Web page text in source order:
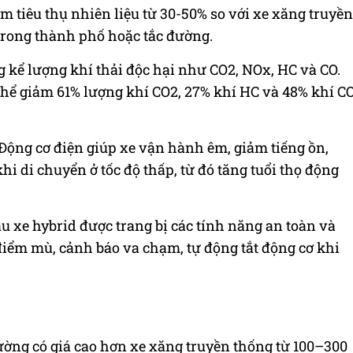
tiêu thụ nhiên liệu từ 30-50% so với xe xăng truyền
thành phố hoặc tắc đường.
lượng khí thải độc hại như CO2, NOx, HC và CO.
giảm 61% lượng khí CO2, 27% khí HC và 48% khí
cơ điện giúp xe vận hành êm, giảm tiếng ồn,
di chuyển ở tốc độ thấp, từ đó tăng tuổi thọ động
xe hybrid được trang bị các tính năng an toàn và
mù, cảnh báo va chạm, tự động tắt động cơ khi
có giá cao hơn xe xăng truyền thống từ 100–300